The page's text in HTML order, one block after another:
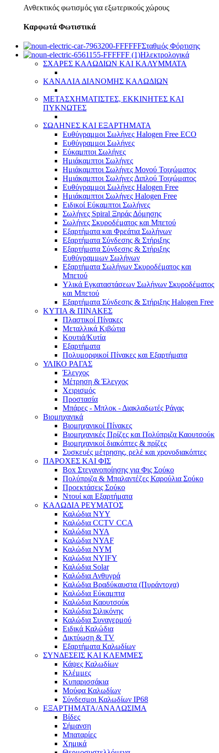
Ανθεκτικός φωτισμός για εξωτερικούς χώρους
Καρφωτά Φωτιστικά
Σταθμός Φόρτισης
Ηλεκτρολογικά
ΣΧΑΡΕΣ ΚΑΛΩΔΙΩΝ ΚΑΙ ΚΑΛΥΜΜΑΤΑ
ΚΑΝΑΛΙΑ ΔΙΑΝΟΜΗΣ ΚΑΛΩΔΙΩΝ
ΜΕΤΑΣΧΗΜΑΤΙΣΤΕΣ, ΕΚΚΙΝΗΤΕΣ ΚΑΙ
ΠΥΚΝΩΤΕΣ
ΣΩΛΗΝΕΣ ΚΑΙ ΕΞΑΡΤΗΜΑΤΑ
Ευθύγραμμοι Σωλήνες Halogen Free ECO
Ευθύγραμμοι Σωλήνες
Εύκαμπτοι Σωλήνες
Ημιάκαμπτοι Σωλήνες
Ημιάκαμπτοι Σωλήνες Μονού Τοιχώματος
Ημιάκαμπτοι Σωλήνες Διπλού Τοιχώματος
Ευθύγραμμοι Σωλήνες Halogen Free
Ημιάκαμπτοι Σωλήνες Halogen Free
Ειδικοί Εύκαμπτοι Σωλήνες
Σωλήνες Spiral Ξηράς Δόμησης
Σωλήνες Σκυροδέματος και Μπετού
Εξαρτήματα και Φρεάτια Σωλήνων
Εξαρτήματα Σύνδεσης & Στήριξης
Εξαρτήματα Σύνδεσης & Στήριξης
Ευθύγραμμων Σωλήνων
Εξαρτήματα Σωλήνων Σκυροδέματος και
Μπετού
Υλικά Εγκαταστάσεων Σωλήνων Σκυροδέματος
και Μπετού
Εξαρτήματα Σύνδεσης & Στήριξης Halogen Free
ΚΥΤΙΑ & ΠΙΝΑΚΕΣ
Πλαστικοί Πίνακες
Μεταλλικά Κιβώτια
Κουτιά/Κυτία
Εξαρτήματα
Πολυμορφικοί Πίνακες και Εξαρτήματα
ΥΛΙΚΟ ΡΑΓΑΣ
Έλεγχος
Μέτρηση & Έλεγχος
Χειρισμός
Προστασία
Μπάρες - Μπλοκ - Διακλαδωτές Ράγας
Βιομηχανικά
Βιομηχανικοί Πίνακες
Βιομηχανικές Πρίζες και Πολύπριζα Καουτσούκ
Βιομηχανικοί διακόπτες & πρίζες
Συσκευές μέτρησης, ρελέ και χρονοδιακόπτες
ΠΑΡΟΧΕΣ ΚΑΙ ΦΙΣ
Box Στεγανοποίησης για Φις Σούκο
Πολύπριζα & Μπαλαντέζες Καρούλια Σούκο
Προεκτάσεις Σούκο
Ντουί και Εξαρτήματα
ΚΑΛΩΔΙΑ ΡΕΥΜΑΤΟΣ
Καλώδια NYY
Καλώδια CCTV CCA
Καλώδια NYA
Καλώδια NYAF
Καλώδια NYM
Καλώδια NYIFY
Καλώδια Solar
Καλώδια Ανθυγρά
Καλώδια Βραδύκαυστα (Πυράντοχα)
Καλώδια Εύκαμπτα
Καλώδια Καουτσούκ
Καλώδια Σιλικόνης
Καλώδια Συναγερμού
Ειδικά Καλώδια
Δικτύωση & TV
Εξαρτήματα Καλωδίων
ΣΥΝΔΕΣΕΙΣ ΚΑΙ ΚΛΕΜΜΕΣ
Κάψες Καλωδίων
Κλέμμες
Κυπαρισσάκια
Μούφα Καλωδίων
Σύνδεσμοι Καλωδίων IP68
ΕΞΑΡΤΗΜΑΤΑ/ΑΝΑΛΩΣΙΜΑ
Βίδες
Σήμανση
Μπαταρίες
Χημικά